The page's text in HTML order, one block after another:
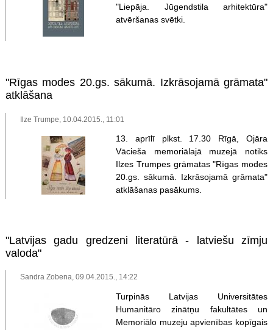
"Liepāja. Jūgendstila arhitektūra"
atvēršanas svētki.
"Rīgas modes 20.gs. sākumā. Izkrāsojamā grāmata"
atklāšana
Ilze Trumpe, 10.04.2015., 11:01
13. aprīlī plkst. 17.30 Rīgā, Ojāra
Vācieša memoriālajā muzejā notiks
Ilzes Trumpes grāmatas "Rīgas modes
20.gs. sākumā. Izkrāsojamā grāmata"
atklāšanas pasākums.
"Latvijas gadu gredzeni literatūrā - latviešu zīmju
valoda"
Sandra Zobena, 09.04.2015., 14:22
Turpinās Latvijas Universitātes
Humanitāro zinātņu fakultātes un
Memoriālo muzeju apvienības kopīgais